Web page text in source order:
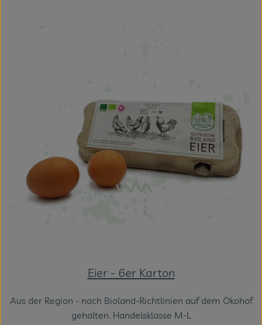
Eier - 6er Karton
Aus der Region - nach Bioland-Richtlinien auf dem Ökohof
gehalten. Handelsklasse M-L